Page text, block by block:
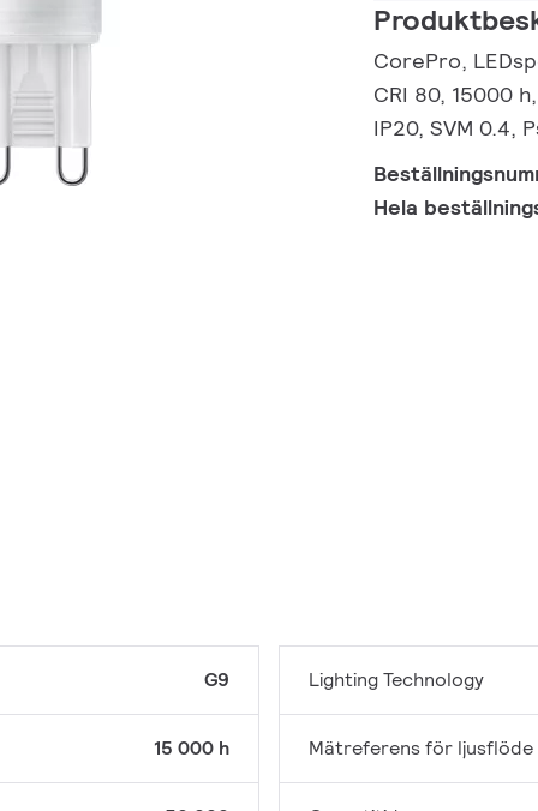
CorePro,
CRI 80, 15000
IP20, SVM 0.4,
Hela
G9
15 000 h
Lighting Technology
Mätreferens för ljusflöde